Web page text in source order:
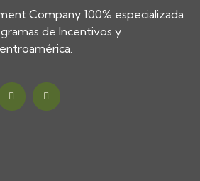
Company 100% especializada
de Incentivos y